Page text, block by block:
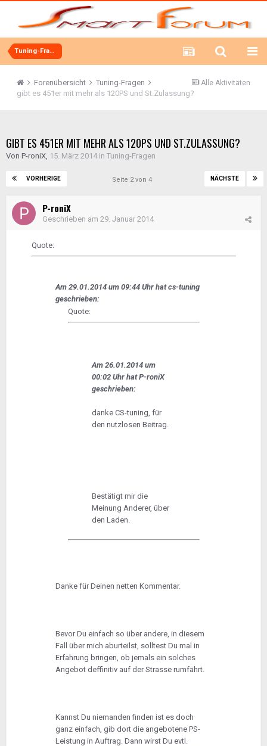
Tuning-Fragen
Alle Aktivitäten
Forenübersicht
Tuning-Fragen
gibt es 451er mit mehr als 120PS und St.Zulassung?
GIBT ES 451ER MIT MEHR ALS 120PS UND ST.ZULASSUNG?
Von P-roniX, 15. März 2014 in Tuning-Fragen
VORHERIGE NÄCHSTE
Seite 2 von 4
P-roniX
Geschrieben am 29. Januar 2014
Quote:
Am 29.01.2014 um 09:44 Uhr hat cs-tuning
geschrieben:
Quote:
Am 26.01.2014 um
00:02 Uhr hat P-roniX
geschrieben:
danke CS-tuning, für
den nutzlosen Beitrag.
Bestätigt mir die
Meinung Anderer, über
den Laden.
Danke für Deinen netten Kommentar.
Bevor Du einfach so über andere, in diesem
Fall über mich aburteilst, solltest Du mal in
Erfahrung bringen, ob jemals ein solches
Angebot deffinitiv auf der Strasse rumfährt.
Kannst Du niemanden finden ist es doch
ganz einfach, gib dort die angebotene PS-
Leistung in Auftrag. Dann wirst Du evtl.